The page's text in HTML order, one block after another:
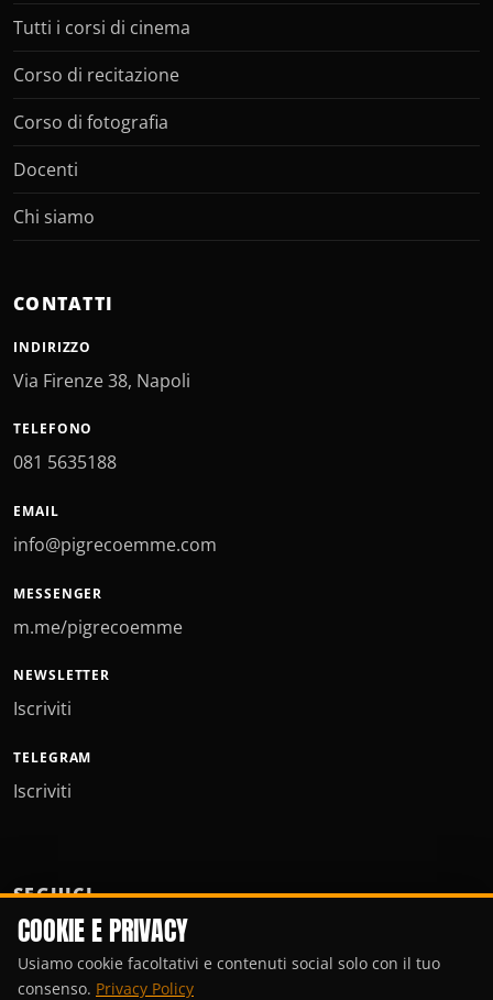
Tutti i corsi di cinema
Corso di recitazione
Corso di fotografia
Docenti
Chi siamo
CONTATTI
INDIRIZZO
Via Firenze 38, Napoli
TELEFONO
081 5635188
EMAIL
info@pigrecoemme.com
MESSENGER
m.me/pigrecoemme
NEWSLETTER
Iscriviti
TELEGRAM
Iscriviti
SEGUICI
COOKIE E PRIVACY
Usiamo cookie facoltativi e contenuti social solo con il tuo
consenso. Privacy Policy